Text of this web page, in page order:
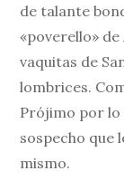
de talante
«poverello»
vaquitas de
lombrices.
Prójimo por lo
sospecho que
mismo.